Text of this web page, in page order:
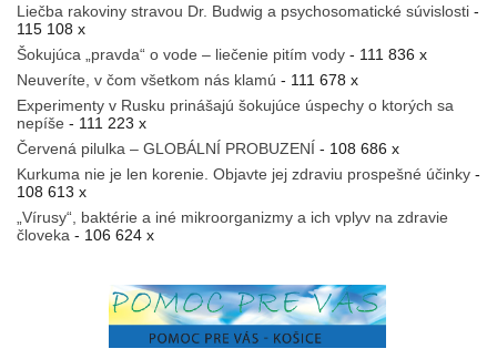
Liečba rakoviny stravou Dr. Budwig a psychosomatické súvislosti -
115 108 x
Šokujúca „pravda“ o vode – liečenie pitím vody - 111 836 x
Neuveríte, v čom všetkom nás klamú - 111 678 x
Experimenty v Rusku prinášajú šokujúce úspechy o ktorých sa
nepíše - 111 223 x
Červená pilulka – GLOBÁLNÍ PROBUZENÍ - 108 686 x
Kurkuma nie je len korenie. Objavte jej zdraviu prospešné účinky -
108 613 x
„Vírusy“, baktérie a iné mikroorganizmy a ich vplyv na zdravie
človeka - 106 624 x